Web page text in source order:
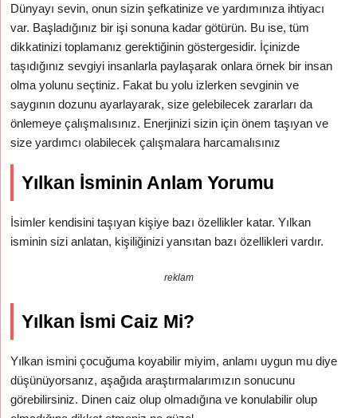
Dünyayı sevin, onun sizin şefkatinize ve yardımınıza ihtiyacı
var. Başladığınız bir işi sonuna kadar götürün. Bu ise, tüm
dikkatinizi toplamanız gerektiğinin göstergesidir. İçinizde
taşıdığınız sevgiyi insanlarla paylaşarak onlara örnek bir insan
olma yolunu seçtiniz. Fakat bu yolu izlerken sevginin ve
saygının dozunu ayarlayarak, size gelebilecek zararları da
önlemeye çalışmalısınız. Enerjinizi sizin için önem taşıyan ve
size yardımcı olabilecek çalışmalara harcamalısınız
Yılkan İsminin Anlam Yorumu
İsimler kendisini taşıyan kişiye bazı özellikler katar. Yılkan
isminin sizi anlatan, kişiliğinizi yansıtan bazı özellikleri vardır.
reklam
Yılkan İsmi Caiz Mi?
Yılkan ismini çocuğuma koyabilir miyim, anlamı uygun mu diye
düşünüyorsanız, aşağıda araştırmalarımızın sonucunu
görebilirsiniz. Dinen caiz olup olmadığına ve konulabilir olup